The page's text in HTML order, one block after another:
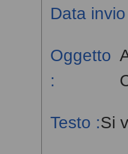
Data
Oggetto
:
Testo :Si